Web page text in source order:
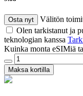
Osta nyt
Välitön
Olen tarkistanut ja
teknologian kanssa
Kuinka monta eSIMiä
Maksa kortilla